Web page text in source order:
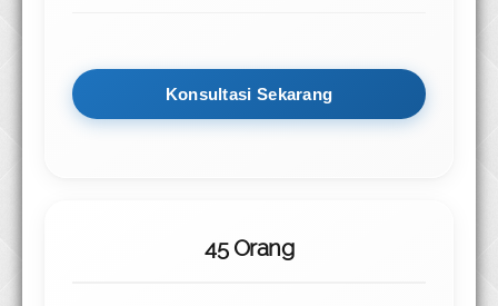
Konsultasi Sekarang
45 Orang